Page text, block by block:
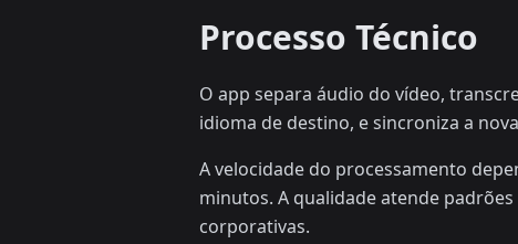
Processo Técnico
O app separa áudio do vídeo,
idioma de destino, e sincroniza a
A velocidade do processamento
minutos. A qualidade atende
corporativas.